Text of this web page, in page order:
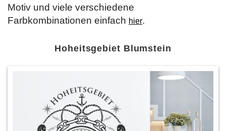
Motiv und viele verschiedene
Farbkombinationen einfach hier.
Hoheitsgebiet Blumstein